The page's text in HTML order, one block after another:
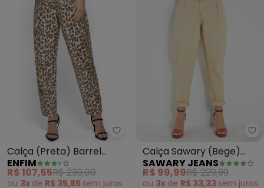
Enfim - Calça (Preta) Barrel
Calça (Preta) Barrel
Animal Print
ENFIM
R$ 107,55R$ 239,00
ou 3x de R$ 35,85 sem juros
Calça Sawary (Bege)
Mom Jeans com Bolsos
SAWARY JEANS
R$ 99,99R$ 229,99
ou 3x de R$ 33,33 sem juros